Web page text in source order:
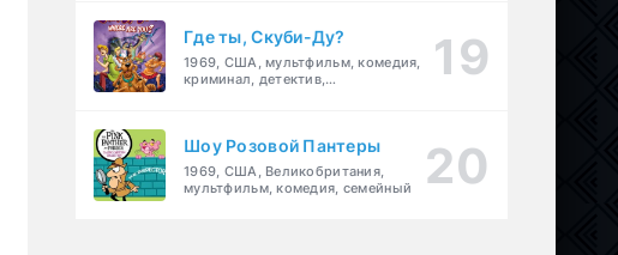
Где ты, Скуби-Ду?
1969, США, мультфильм, комедия,
криминал, детектив,
Шоу Розовой Пантеры
1969, США, Великобритания,
мультфильм, комедия, семейный